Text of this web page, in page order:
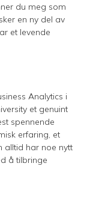
du meg som
en ny del av
et levende
Analytics i
et genuint
spennende
erfaring, et
alltid har noe nytt
å tilbringe